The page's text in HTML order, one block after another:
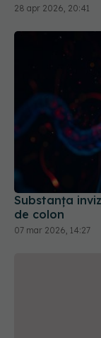
28 apr 2026, 20:41
Substanța
de colon
07 mar 2026, 14:27